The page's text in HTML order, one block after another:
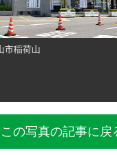
市稲荷山
この写真の記事に戻